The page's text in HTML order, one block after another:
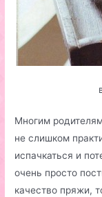
Многим
не слишком
испачкаться и
очень просто
качество пряжи,